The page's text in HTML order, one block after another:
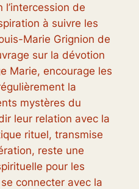
de
à suivre les
Marie Grignion de
sur la dévotion
Marie, encourage les
la
mystères du
leur relation avec la
rituel, transmise
reste une
pour les
connecter avec la